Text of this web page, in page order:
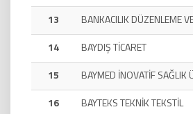
13
BANKACILIK DÜZENLEME
14
BAYDIŞ TİCARET
15
BAYMED İNOVATİF SAĞLIK
16
BAYTEKS TEKNİK TEKSTİL